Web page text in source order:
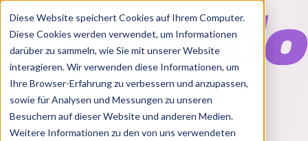
Diese Website speichert Cookies auf Ihrem Computer.
Diese Cookies werden verwendet, um Informationen
darüber zu sammeln, wie Sie mit unserer Website
interagieren. Wir verwenden diese Informationen, um
Ihre Browser-Erfahrung zu verbessern und anzupassen,
sowie für Analysen und Messungen zu unseren
Besuchern auf dieser Website und anderen Medien.
Weitere Informationen zu den von uns verwendeten
Features
Solutions
BlogChartsRabatt CodesPakete